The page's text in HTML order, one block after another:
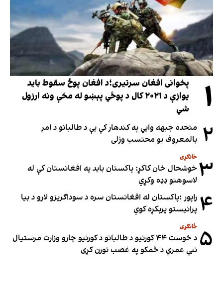
۱
پخوانی افغان سرتیری؛د افغان پوځ سقوط باید
یوازې د ۲۰۲۱ کال د پوځي پېښو له مخې ونه ارزول
شي
۲ متحده جبهه وايي په کندهار کې یې د طالبانو د امر
بالمعروف یو محتسب وژلی
۳ ځانګړی
خوشحال خان کاکړ: پاکستان بايد په افغانستان کې له
لاسوهنو ډډه وکړي
۴ راپور :پاکستان له افغانستان سره د سوداګریزو لارو د بیا
پرانیستو پرېکړه کوي
۵ ځانګړی
د خوست ۴۴ کورنیو د طالبانو د کورنیو چارو وزارت مرستیال
نبي عمري د ځمکو په غصب تورن کړی